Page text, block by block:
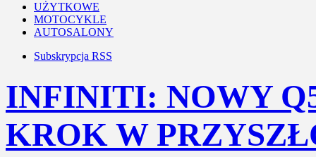
UŻYTKOWE
MOTOCYKLE
AUTOSALONY
Subskrypcja RSS
INFINITI: NOWY
KROK W